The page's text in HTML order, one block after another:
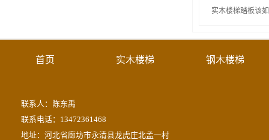
实木楼梯踏板该
首页 实木楼梯 钢木楼梯
联系人：陈东禹
联系电话：13472361468
地址：河北省廊坊市永清县龙虎庄北孟一村